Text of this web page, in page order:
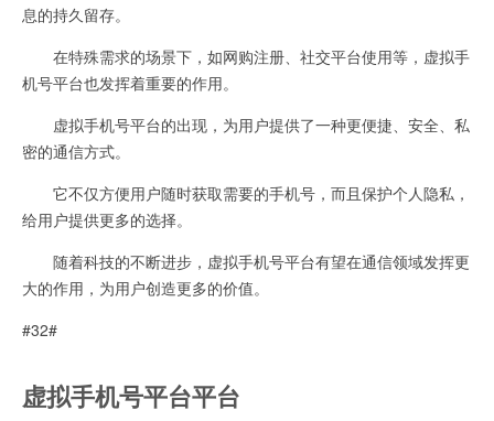
息的持久留存。
在特殊需求的场景下，如网购注册、社交平台使用等，虚拟手
机号平台也发挥着重要的作用。
虚拟手机号平台的出现，为用户提供了一种更便捷、安全、私
密的通信方式。
它不仅方便用户随时获取需要的手机号，而且保护个人隐私，
给用户提供更多的选择。
随着科技的不断进步，虚拟手机号平台有望在通信领域发挥更
大的作用，为用户创造更多的价值。
#32#
虚拟手机号平台平台